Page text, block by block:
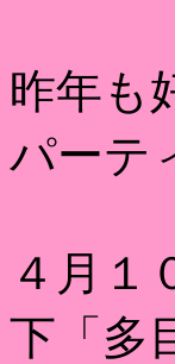
昨年も
パーテ
４月１
下「多